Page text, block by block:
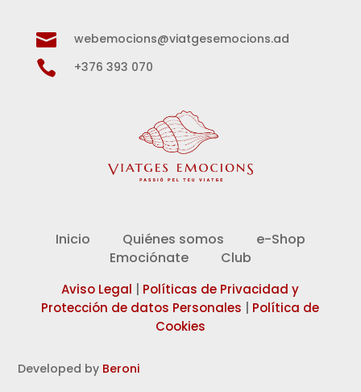
 webemocions@viatgesemocions.ad
 +376 393 070
Inicio Quiénes somos
e-Shop
Emociónate
Club
Aviso Legal
Políticas de Privacidad y
Protección de datos Personales
Política de
Cookies
Developed by Beroni